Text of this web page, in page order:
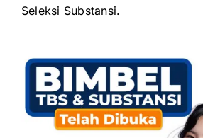
Seleksi Substansi.